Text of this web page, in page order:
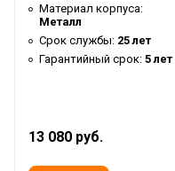
Материал корпуса:
Металл
Срок службы: 25 лет
Гарантийный срок: 5 лет
13 080 руб.